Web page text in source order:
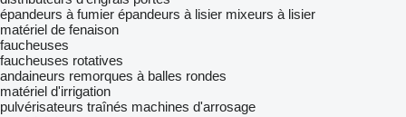
épandeurs à fumier épandeurs à lisier mixeurs à lisier
matériel de fenaison
faucheuses
faucheuses rotatives
andaineurs remorques à balles rondes
matériel d'irrigation
pulvérisateurs traînés machines d'arrosage